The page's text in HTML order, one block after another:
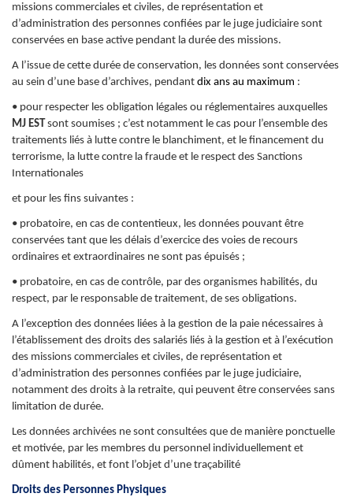
missions commerciales et civiles, de représentation et
d’administration des personnes confiées par le juge judiciaire sont
conservées en base active pendant la durée des missions.
A l’issue de cette durée de conservation, les données sont conservées
au sein d’une base d’archives, pendant dix ans au maximum :
• pour respecter les obligation légales ou réglementaires auxquelles
MJ ESTsont soumises ; c’est notamment le cas pour l’ensemble des
traitements liés à lutte contre le blanchiment, et le financement du
terrorisme, la lutte contre la fraude et le respect des Sanctions
Internationales
et pour les fins suivantes :
• probatoire, en cas de contentieux, les données pouvant être
conservées tant que les délais d’exercice des voies de recours
ordinaires et extraordinaires ne sont pas épuisés ;
• probatoire, en cas de contrôle, par des organismes habilités, du
respect, par le responsable de traitement, de ses obligations.
A l’exception des données liées à la gestion de la paie nécessaires à
l’établissement des droits des salariés liés à la gestion et à l’exécution
des missions commerciales et civiles, de représentation et
d’administration des personnes confiées par le juge judiciaire,
notamment des droits à la retraite, qui peuvent être conservées sans
limitation de durée.
Les données archivées ne sont consultées que de manière ponctuelle
et motivée, par les membres du personnel individuellement et
dûment habilités, et font l’objet d’une traçabilité
Droits des Personnes Physiques